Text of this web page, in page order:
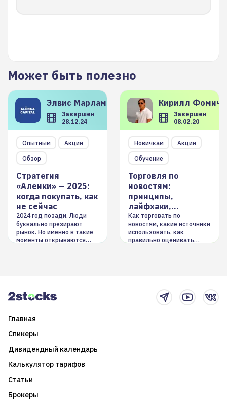
Может быть полезно
Элвис Марламов
Завершен
28.12.24
Опытным
Акции
Обзор
Стратегия
«Аленки» — 2025:
когда покупать, как
не сейчас
2024 год позади. Люди
буквально презирают
рынок. Но именно в такие
моменты открываются
Кирилл
Завершен
08.02.20
Новичкам
Акции
Обучение
Торговля по
новостям:
принципы,
лайфхаки,
инструменты
Как торговать по
новостям, какие источники
использовать, как
правильно оценивать
Главная
Спикеры
Дивидендный календарь
Калькулятор тарифов
Статьи
Брокеры